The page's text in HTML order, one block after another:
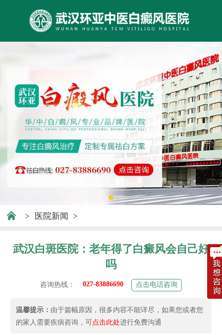
> 医院新闻 >
武汉白斑医院：老年得了白癜风会自己好
吗
咨询热线： 027-83886690 点击电话咨询
温馨提示： 由于篇幅原因，很多内容不能详尽，如果您或者您
的家人需要疾病咨询，可点击此处进行免费沟通